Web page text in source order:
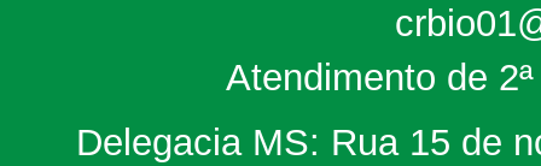
Atendimento de
Delegacia MS: Rua 15 de